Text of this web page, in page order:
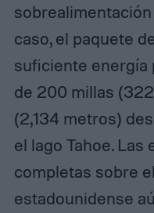
caso, el paquete
suficiente energía
de 200 millas
(2,134 metros)
el lago Tahoe.
completas sobre
estadounidense